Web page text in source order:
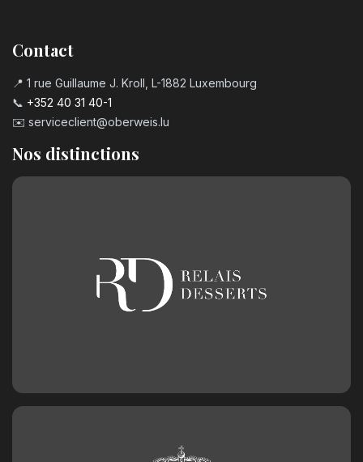
Contact
📍 1 rue Guillaume J. Kroll, L-1882 Luxembourg
📞 +352 40 31 40-1
✉️ serviceclient@oberweis.lu
Nos distinctions